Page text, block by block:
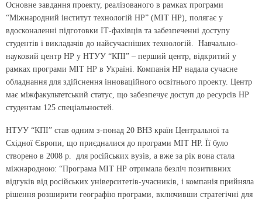
Основне завдання проекту, реалізованого в рамках програми
“Міжнародний інститут технологій НР” (МІТ НР), полягає у
вдосконаленні підготовки ІТ-фахівців та забезпеченні доступу
студентів і викладачів до найсучасніших технологій. Навчально-
науковий центр НР у НТУУ “КПІ” – перший центр, відкритий у
рамках програми МІТ НР в Україні. Компанія НР надала сучасне
обладнання для здійснення інноваційного освітнього проекту. Центр
має міжфакультетський статус, що забезпечує доступ до ресурсів НР
студентам 125 спеціальностей.
НТУУ “КПІ” став одним з-понад 20 ВНЗ країн Центральної та
Східної Європи, що приєдналися до програми МІТ НР. Її було
створено в 2008 р. для російських вузів, а вже за рік вона стала
міжнародною: “Програма МІТ НР отримала безліч позитивних
відгуків від російських університетів-учасників, і компанія прийняла
рішення розширити географію програми, включивши стратегічні для